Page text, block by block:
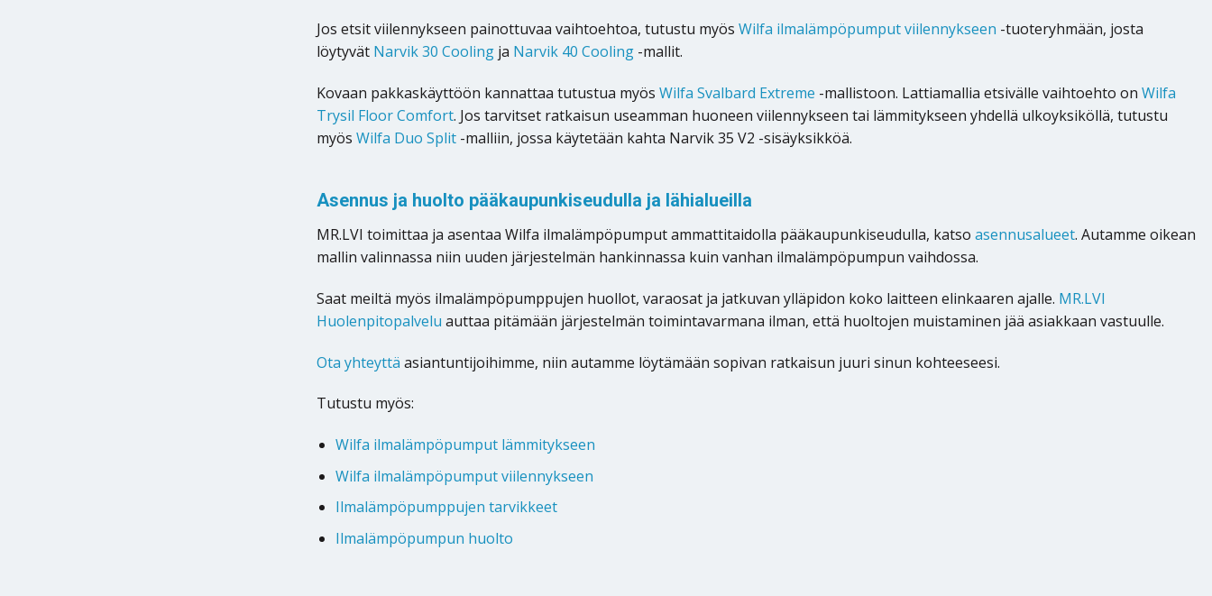
Jos etsit viilennykseen painottuvaa vaihtoehtoa, tutustu myös Wilfa ilmalämpöpumput viilennykseen -tuoteryhmään, josta
löytyvät Narvik 30 Cooling ja Narvik 40 Cooling -mallit.
Kovaan pakkaskäyttöön kannattaa tutustua myös Wilfa Svalbard Extreme -mallistoon. Lattiamallia etsivälle vaihtoehto on Wilfa
Trysil Floor Comfort. Jos tarvitset ratkaisun useamman huoneen viilennykseen tai lämmitykseen yhdellä ulkoyksiköllä, tutustu
myös Wilfa Duo Split -malliin, jossa käytetään kahta Narvik 35 V2 -sisäyksikköä.
Asennus ja huolto pääkaupunkiseudulla ja lähialueilla
MR.LVI toimittaa ja asentaa Wilfa ilmalämpöpumput ammattitaidolla pääkaupunkiseudulla, katso asennusalueet. Autamme oikean
mallin valinnassa niin uuden järjestelmän hankinnassa kuin vanhan ilmalämpöpumpun vaihdossa.
Saat meiltä myös ilmalämpöpumppujen huollot, varaosat ja jatkuvan ylläpidon koko laitteen elinkaaren ajalle. MR.LVI
Huolenpitopalvelu auttaa pitämään järjestelmän toimintavarmana ilman, että huoltojen muistaminen jää asiakkaan vastuulle.
Ota yhteyttä asiantuntijoihimme, niin autamme löytämään sopivan ratkaisun juuri sinun kohteeseesi.
Tutustu myös:
Wilfa ilmalämpöpumput lämmitykseen
Wilfa ilmalämpöpumput viilennykseen
Ilmalämpöpumppujen tarvikkeet
Ilmalämpöpumpun huolto